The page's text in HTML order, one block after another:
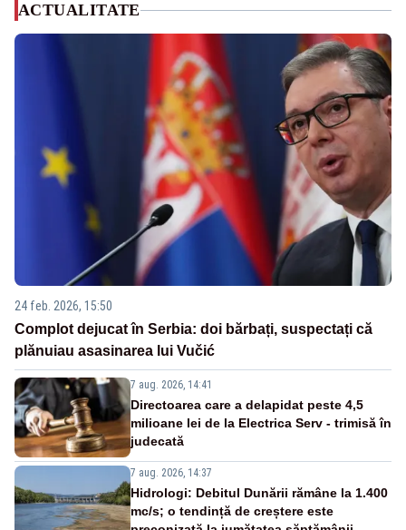
ACTUALITATE
24 feb. 2026, 15:50
Complot dejucat în Serbia: doi bărbați, suspectați că
plănuiau asasinarea lui Vučić
7 aug. 2026, 14:41
Directoarea care a delapidat peste 4,5
milioane lei de la Electrica Serv - trimisă în
judecată
7 aug. 2026, 14:37
Hidrologi: Debitul Dunării rămâne la 1.400
mc/s; o tendință de creștere este